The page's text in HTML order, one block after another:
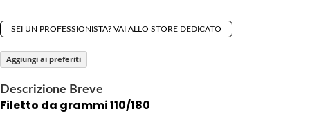
a
l
l
r
y
SEI UN PROFESSIONISTA? VAI ALLO STORE DEDICATO
Aggiungi ai preferiti
Descrizione Breve
Filetto da grammi 110/180